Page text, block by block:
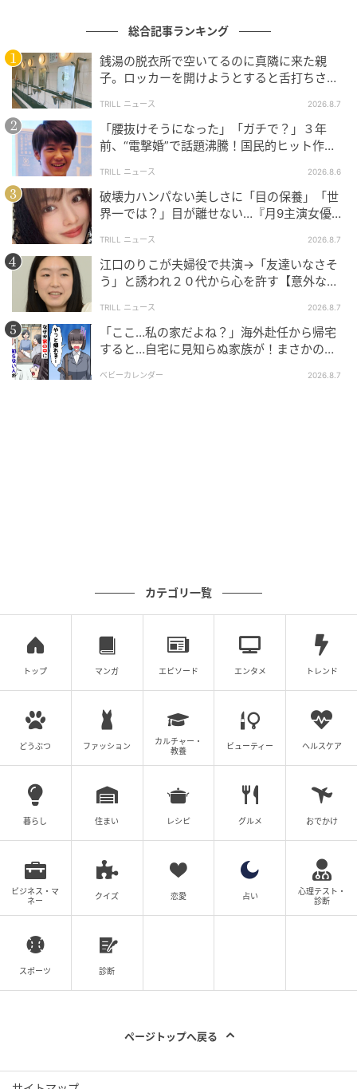
総合記事ランキング
銭湯の脱衣所で空いてるのに真隣に来た親
子。ロッカーを開けようとすると舌打ちさ
中で拍手」
TRILL ニュース 2026.8.7
「腰抜けそうになった」「ガチで？」３年
前、“電撃婚”で話題沸騰！国民的ヒット作
TRILL ニュース 2026.8.6
破壊力ハンパない美しさに「目の保養」「世
界一では？」目が離せない…『月9主演女優
TRILL ニュース 2026.8.7
江口のりこが夫婦役で共演→「友達いなさそ
う」と誘われ２０代から心を許す【意外な親
TRILL ニュース 2026.8.7
「ここ…私の家だよね？」海外赴任から帰宅
すると…自宅に見知らぬ家族が！まさかの真
ベビーカレンダー 2026.8.7
カテゴリ一覧
トップ マンガ エピソード エンタメ トレンド
どうぶつ ファッション
カルチャー・
教養
ビューティー ヘルスケア
暮らし 住まい レシピ グルメ おでかけ
ビジネス・マ
ネー
クイズ 恋愛 占い
心理テスト・
診断
スポーツ 診断
ページトップへ戻る